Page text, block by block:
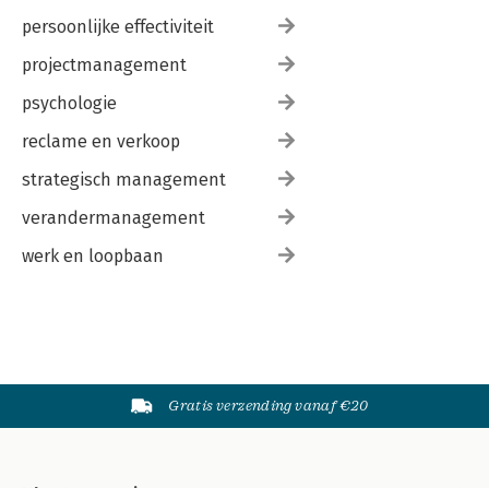
persoonlijke effectiviteit
projectmanagement
psychologie
reclame en verkoop
strategisch management
verandermanagement
werk en loopbaan
Gratis verzending vanaf €20